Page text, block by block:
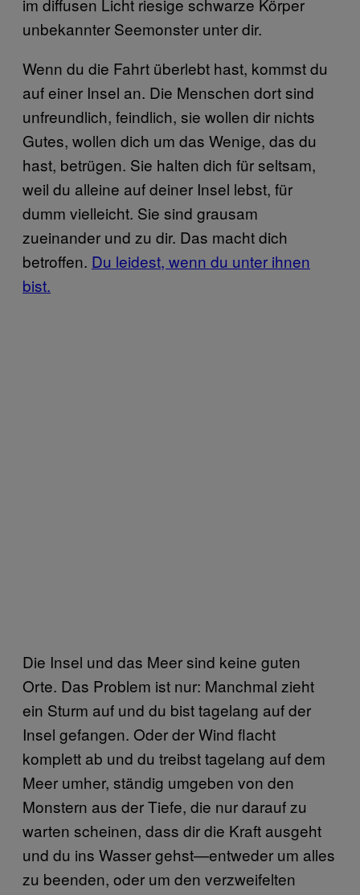
im diffusen Licht riesige schwarze Körper
unbekannter Seemonster unter dir.
Wenn du die Fahrt überlebt hast, kommst du
auf einer Insel an. Die Menschen dort sind
unfreundlich, feindlich, sie wollen dir nichts
Gutes, wollen dich um das Wenige, das du
hast, betrügen. Sie halten dich für seltsam,
weil du alleine auf deiner Insel lebst, für
dumm vielleicht. Sie sind grausam
zueinander und zu dir. Das macht dich
betroffen. Du leidest, wenn du unter ihnen
bist.
Die Insel und das Meer sind keine guten
Orte. Das Problem ist nur: Manchmal zieht
ein Sturm auf und du bist tagelang auf der
Insel gefangen. Oder der Wind flacht
komplett ab und du treibst tagelang auf dem
Meer umher, ständig umgeben von den
Monstern aus der Tiefe, die nur darauf zu
warten scheinen, dass dir die Kraft ausgeht
und du ins Wasser gehst—entweder um alles
zu beenden, oder um den verzweifelten